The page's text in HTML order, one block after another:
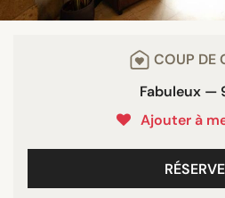
COUP DE
Fabuleux —
Ajouter à